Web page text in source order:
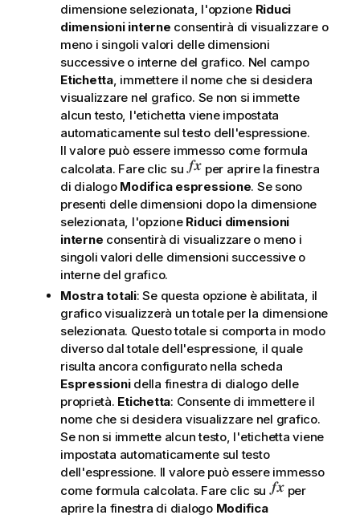
dimensione selezionata, l'opzione Riduci
dimensioni interne consentirà di visualizzare o
meno i singoli valori delle dimensioni
successive o interne del grafico. Nel campo
Etichetta, immettere il nome che si desidera
visualizzare nel grafico. Se non si immette
alcun testo, l'etichetta viene impostata
automaticamente sul testo dell'espressione.
Il valore può essere immesso come formula
calcolata. Fare clic su
per aprire la finestra
di dialogo Modifica espressione. Se sono
presenti delle dimensioni dopo la dimensione
selezionata, l'opzione Riduci dimensioni
interne consentirà di visualizzare o meno i
singoli valori delle dimensioni successive o
interne del grafico.
Mostra totali: Se questa opzione è abilitata, il
grafico visualizzerà un totale per la dimensione
selezionata. Questo totale si comporta in modo
diverso dal totale dell'espressione, il quale
risulta ancora configurato nella scheda
Espressioni della finestra di dialogo delle
proprietà. Etichetta: Consente di immettere il
nome che si desidera visualizzare nel grafico.
Se non si immette alcun testo, l'etichetta viene
impostata automaticamente sul testo
dell'espressione. Il valore può essere immesso
come formula calcolata. Fare clic su
per
aprire la finestra di dialogo Modifica